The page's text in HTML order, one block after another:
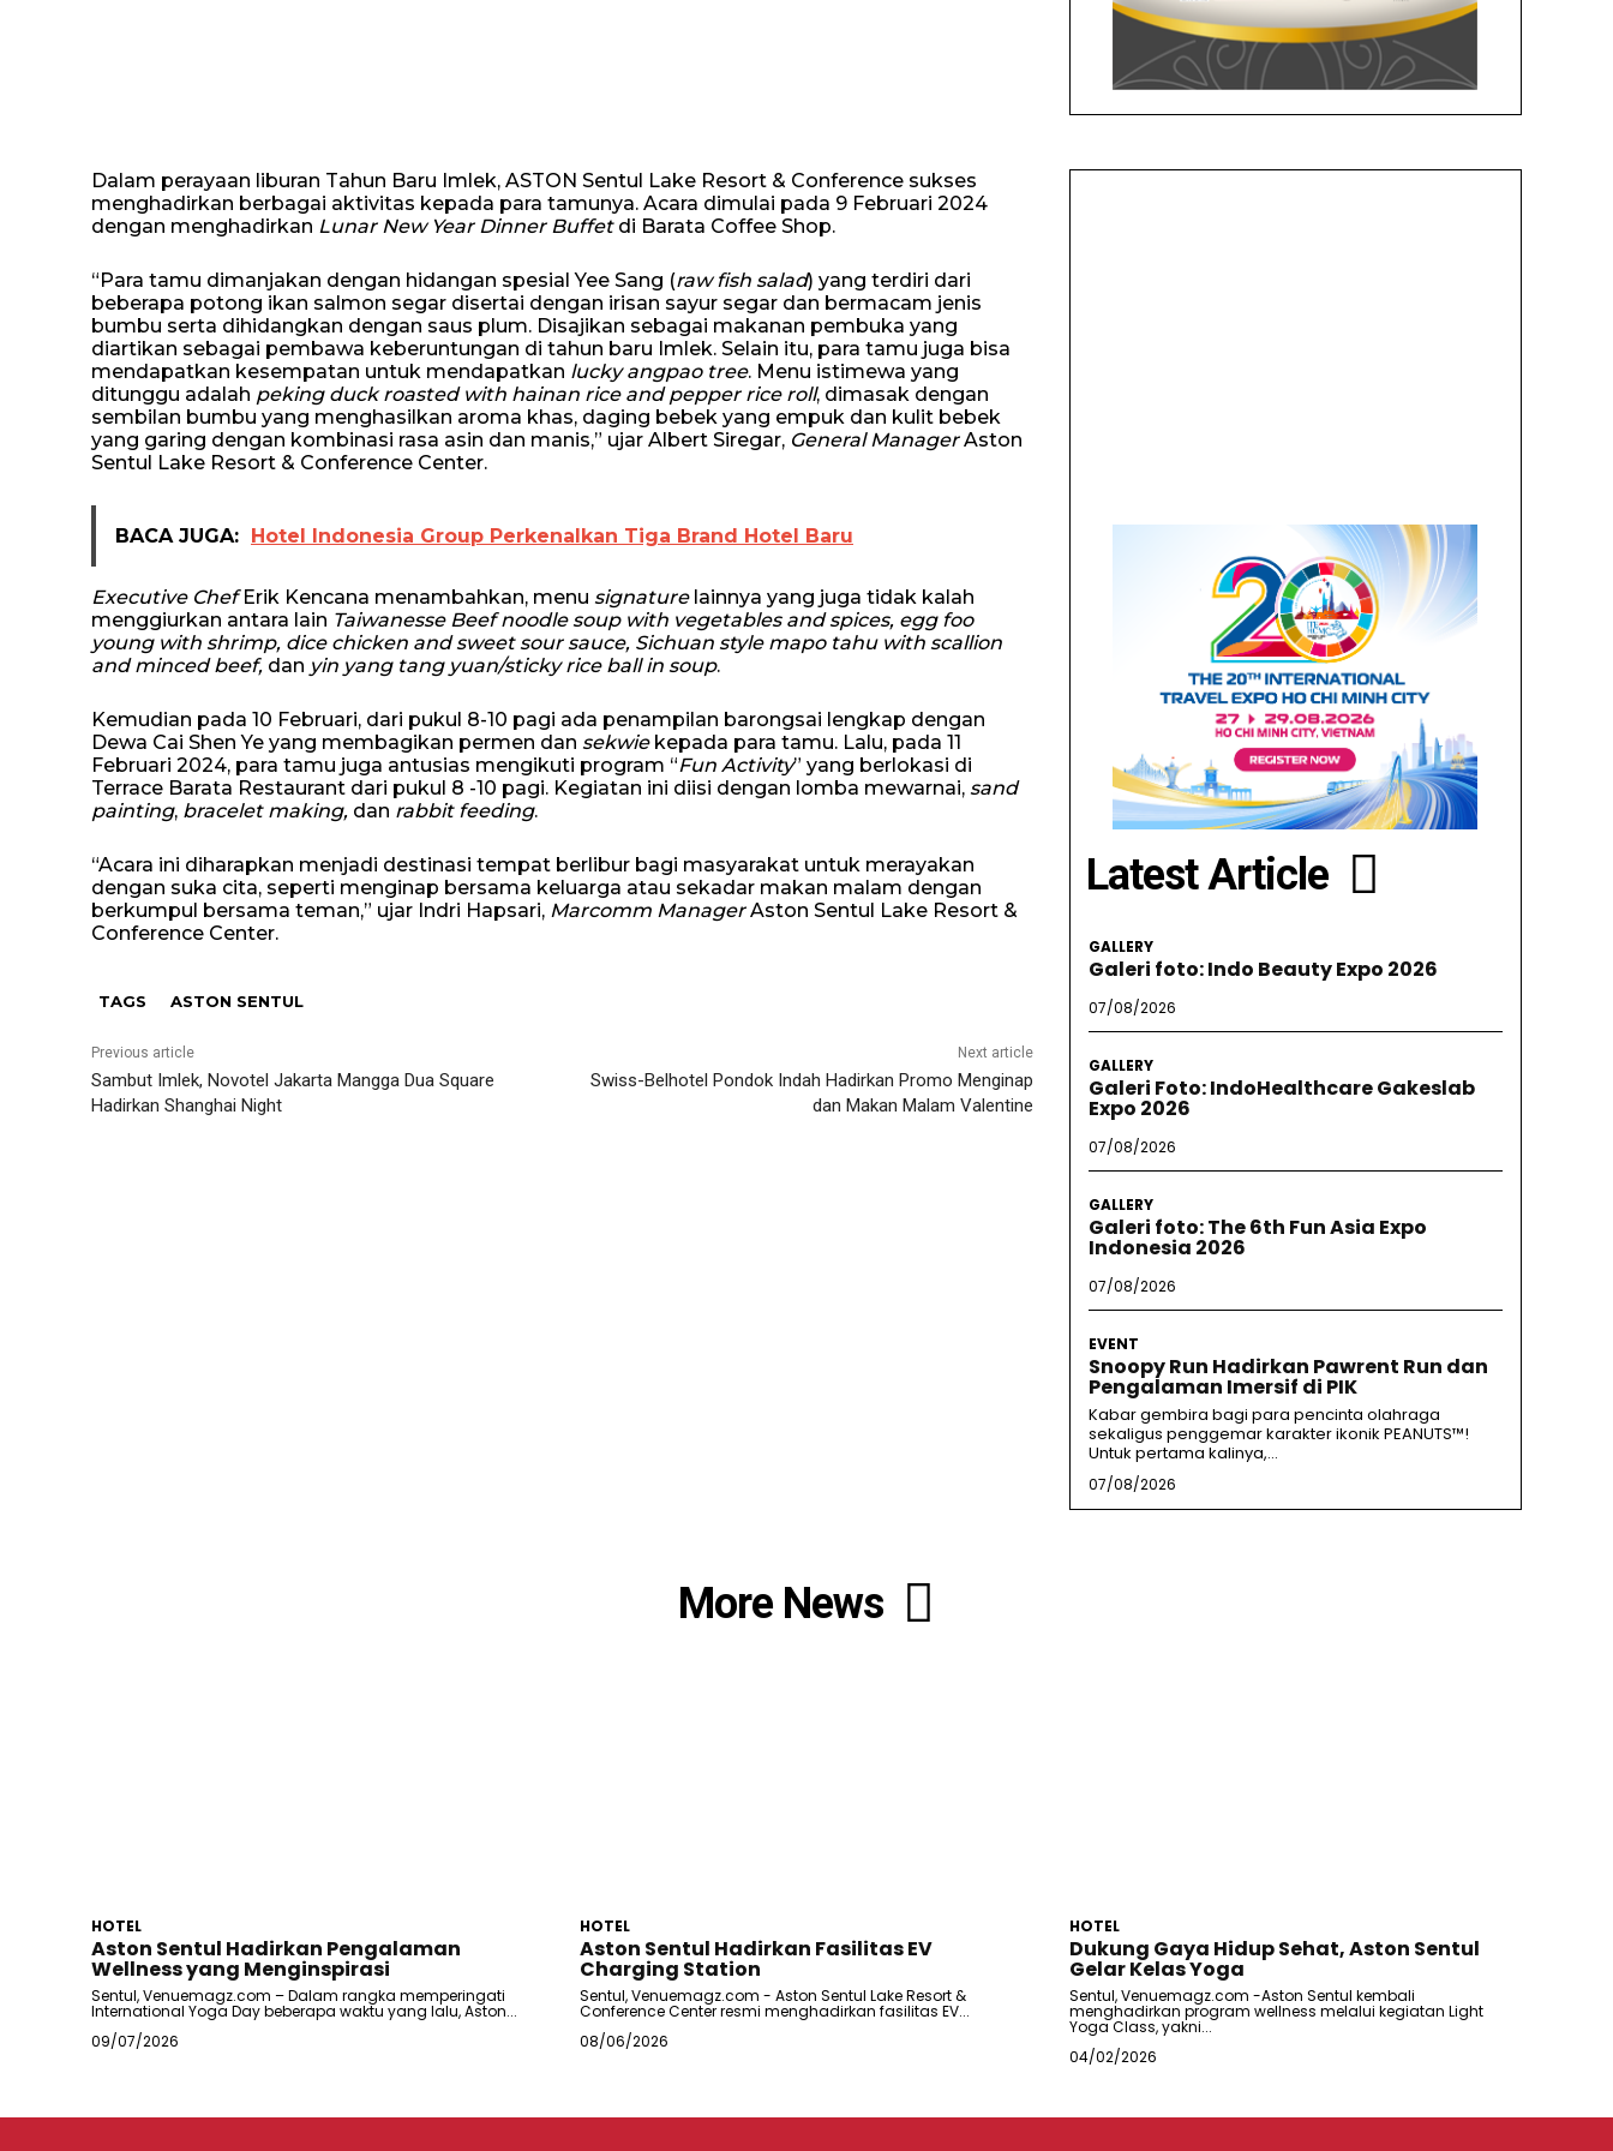
Dalam perayaan liburan Tahun Baru Imlek, ASTON Sentul Lake Resort & Conference sukses
menghadirkan berbagai aktivitas kepada para tamunya. Acara dimulai pada 9 Februari 2024
dengan menghadirkan Lunar New Year Dinner Buffet di Barata Coffee Shop.
“Para tamu dimanjakan dengan hidangan spesial Yee Sang (raw fish salad) yang terdiri dari
beberapa potong ikan salmon segar disertai dengan irisan sayur segar dan bermacam jenis
bumbu serta dihidangkan dengan saus plum. Disajikan sebagai makanan pembuka yang
diartikan sebagai pembawa keberuntungan di tahun baru Imlek. Selain itu, para tamu juga bisa
mendapatkan kesempatan untuk mendapatkan lucky angpao tree. Menu istimewa yang
ditunggu adalah peking duck roasted with hainan rice and pepper rice roll, dimasak dengan
sembilan bumbu yang menghasilkan aroma khas, daging bebek yang empuk dan kulit bebek
yang garing dengan kombinasi rasa asin dan manis,” ujar Albert Siregar, General ManagerAston
Sentul Lake Resort & Conference Center.
BACA JUGA: Hotel Indonesia Group Perkenalkan Tiga Brand Hotel Baru
Executive ChefErik Kencana menambahkan, menu signaturelainnya yang juga tidak kalah
menggiurkan antara lain Taiwanesse Beef noodle soup with vegetables and spices, egg foo
young with shrimp, dice chicken and sweet sour sauce, Sichuan style mapo tahu with scallion
and minced beef, dan yin yang tang yuan/sticky rice ball in soup.
Kemudian pada 10 Februari, dari pukul 8-10 pagi ada penampilan barongsai lengkap dengan
Dewa Cai Shen Ye yang membagikan permen dan sekwiekepada para tamu. Lalu, pada 11
Februari 2024, para tamu juga antusias mengikuti program “Fun Activity” yang berlokasi di
Terrace Barata Restaurant dari pukul 8 -10 pagi. Kegiatan ini diisi dengan lomba mewarnai, sand
painting, bracelet making, dan rabbit feeding.
“Acara ini diharapkan menjadi destinasi tempat berlibur bagi masyarakat untuk merayakan
dengan suka cita, seperti menginap bersama keluarga atau sekadar makan malam dengan
berkumpul bersama teman,” ujar Indri Hapsari, Marcomm ManagerAston Sentul Lake Resort &
Conference Center.
TAGS ASTON SENTUL
Previous article
Sambut Imlek, Novotel Jakarta Mangga Dua Square
Hadirkan Shanghai Night
Next article
Swiss-Belhotel Pondok Indah Hadirkan Promo Menginap
dan Makan Malam Valentine
Latest Article
GALLERY
Galeri foto: Indo Beauty Expo 2026
07/08/2026
GALLERY
Galeri Foto: IndoHealthcare Gakeslab
Expo 2026
07/08/2026
GALLERY
Galeri foto: The 6th Fun Asia Expo
Indonesia 2026
07/08/2026
EVENT
Snoopy Run Hadirkan Pawrent Run dan
Pengalaman Imersif di PIK
Kabar gembira bagi para pencinta olahraga
sekaligus penggemar karakter ikonik PEANUTS™!
Untuk pertama kalinya,...
07/08/2026
More News
HOTEL
Aston Sentul Hadirkan Pengalaman
Wellness yang Menginspirasi
Sentul, Venuemagz.com – Dalam rangka memperingati
International Yoga Day beberapa waktu yang lalu, Aston...
09/07/2026
HOTEL
Aston Sentul Hadirkan Fasilitas EV
Charging Station
Sentul, Venuemagz.com - Aston Sentul Lake Resort &
Conference Center resmi menghadirkan fasilitas EV...
08/06/2026
HOTEL
Dukung Gaya Hidup Sehat, Aston Sentul
Gelar Kelas Yoga
Sentul, Venuemagz.com -Aston Sentul kembali
menghadirkan program wellness melalui kegiatan Light
Yoga Class, yakni...
04/02/2026